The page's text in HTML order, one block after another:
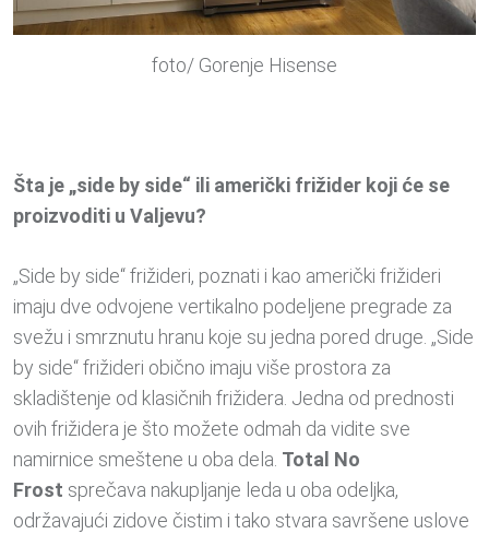
foto/ Gorenje Hisense
Šta je „side by side“ ili američki frižider koji će se
proizvoditi u Valjevu?
„Side by side“ frižideri, poznati i kao američki frižideri
imaju dve odvojene vertikalno podeljene pregrade za
svežu i smrznutu hranu koje su jedna pored druge. „Side
by side“ frižideri obično imaju više prostora za
skladištenje od klasičnih frižidera. Jedna od prednosti
ovih frižidera je što možete odmah da vidite sve
namirnice smeštene u oba dela. Total No
Frost sprečava nakupljanje leda u oba odeljka,
održavajući zidove čistim i tako stvara savršene uslove